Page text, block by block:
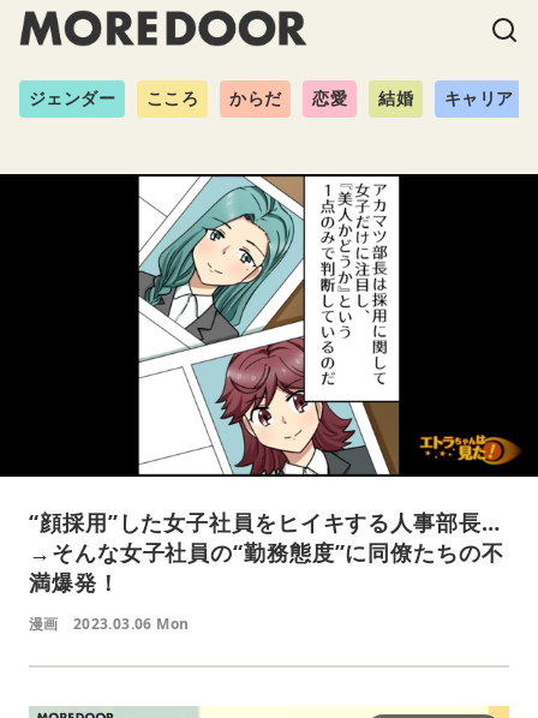
ジェンダー こころ からだ 恋愛 結婚 キャリア
“顔採用”した女子社員をヒイキする人事部長…
→そんな女子社員の“勤務態度”に同僚たちの不
満爆発！
漫画 2023.03.06 Mon